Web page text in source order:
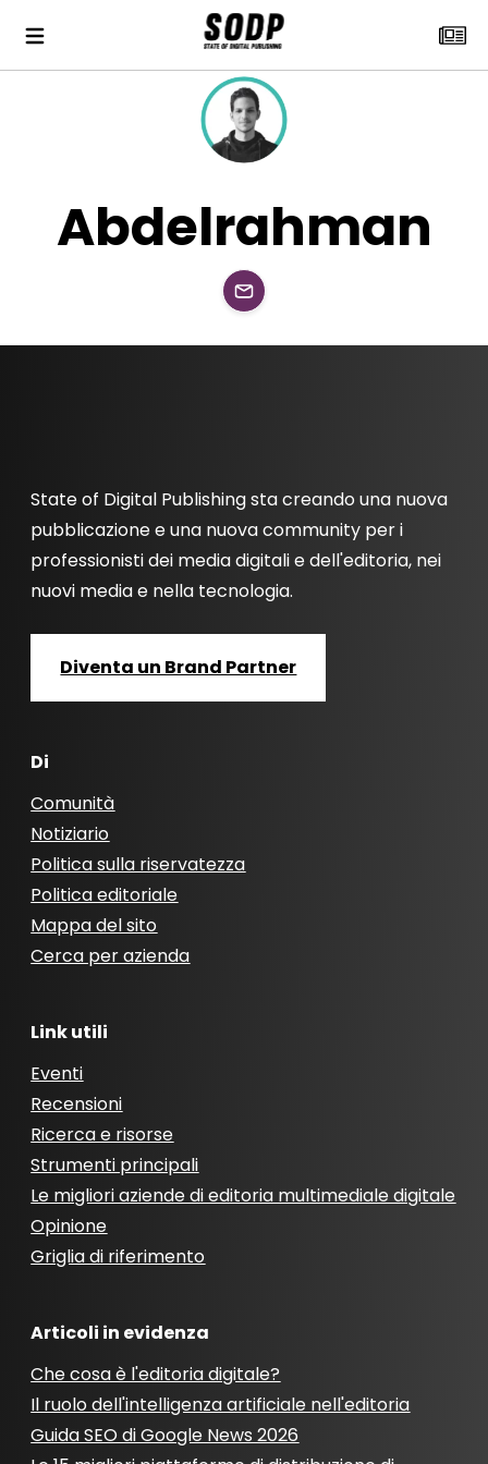
Abdelrahman
State of Digital Publishing sta creando una nuova
pubblicazione e una nuova community per i
professionisti dei media digitali e dell'editoria, nei
nuovi media e nella tecnologia.
Diventa un Brand Partner
Di
Comunità
Notiziario
Politica sulla riservatezza
Politica editoriale
Mappa del sito
Cerca per azienda
Link utili
Eventi
Recensioni
Ricerca e risorse
Strumenti principali
Le migliori aziende di editoria multimediale digitale
Opinione
Griglia di riferimento
Articoli in evidenza
Che cosa è l'editoria digitale?
Il ruolo dell'intelligenza artificiale nell'editoria
Guida SEO di Google News 2026